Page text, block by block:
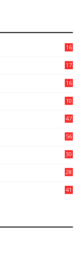
16
17
16
10
47
56
30
28
41